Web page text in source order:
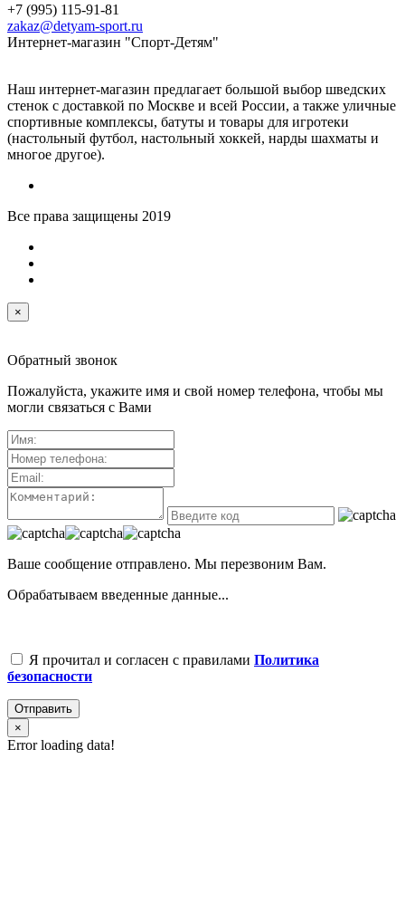
+7 (995) 115-91-81
zakaz@detyam-sport.ru
Интернет-магазин "Спорт-Детям"
Наш интернет-магазин предлагает большой выбор шведских
стенок с доставкой по Москве и всей России, а также уличные
спортивные комплексы, батуты и товары для игротеки
(настольный футбол, настольный хоккей, нарды шахматы и
многое другое).
Все права защищены 2019
×
Обратный звонок
Пожалуйста, укажите имя и свой номер телефона, чтобы мы
могли связаться с Вами
Ваше сообщение отправлено. Мы перезвоним Вам.
Обрабатываем введенные данные...
Я прочитал и согласен с правилами Политика
безопасности
Отправить
×
Error loading data!